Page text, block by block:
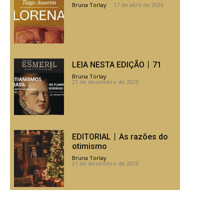
Bruna Torlay - 17 de abril de 2026
LEIA NESTA EDIÇÃO丨71
Bruna Torlay -
21 de dezembro de 2025
EDITORIAL丨As razões do
otimismo
Bruna Torlay -
21 de dezembro de 2025